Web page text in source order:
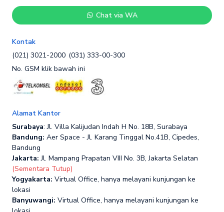
Chat via WA
Kontak
(021) 3021-2000 (031) 333-00-300
No. GSM klik bawah ini
Alamat Kantor
Surabaya: Jl. Villa Kalijudan Indah H No. 18B, Surabaya
Bandung: Aer Space - Jl. Karang Tinggal No.41B, Cipedes,
Bandung
Jakarta: Jl. Mampang Prapatan VIII No. 3B, Jakarta Selatan
(Sementara Tutup)
Yogyakarta: Virtual Office, hanya melayani kunjungan ke
lokasi
Banyuwangi: Virtual Office, hanya melayani kunjungan ke